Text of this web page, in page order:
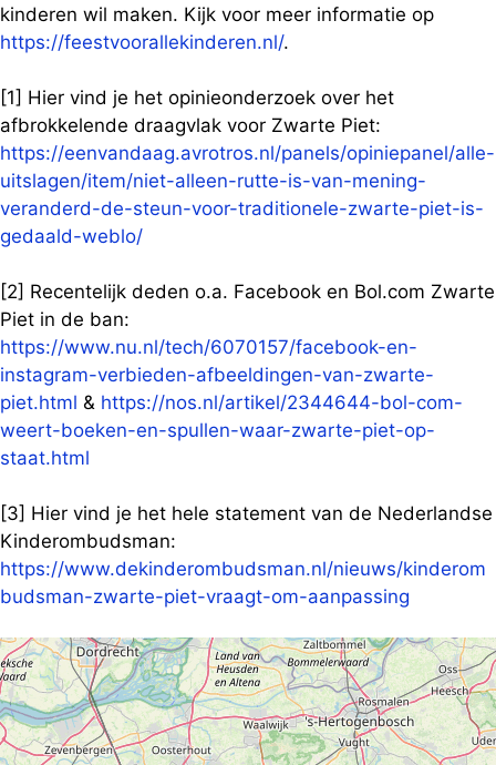
kinderen wil maken. Kijk voor meer informatie op
https://feestvoorallekinderen.nl/.
[1] Hier vind je het opinieonderzoek over het
afbrokkelende draagvlak voor Zwarte Piet:
https://eenvandaag.avrotros.nl/panels/opiniepanel/alle-
uitslagen/item/niet-alleen-rutte-is-van-mening-
veranderd-de-steun-voor-traditionele-zwarte-piet-is-
gedaald-weblo/
[2] Recentelijk deden o.a. Facebook en Bol.com Zwarte
Piet in de ban:
https://www.nu.nl/tech/6070157/facebook-en-
instagram-verbieden-afbeeldingen-van-zwarte-
piet.html & https://nos.nl/artikel/2344644-bol-com-
weert-boeken-en-spullen-waar-zwarte-piet-op-
staat.html
[3] Hier vind je het hele statement van de Nederlandse
Kinderombudsman:
https://www.dekinderombudsman.nl/nieuws/kinderom
budsman-zwarte-piet-vraagt-om-aanpassing